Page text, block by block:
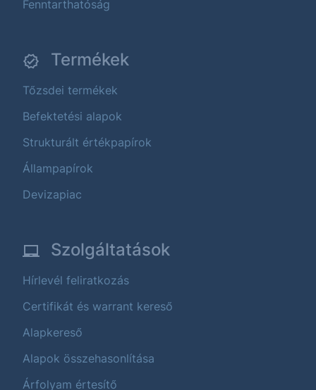
Fenntarthatóság
Termékek
Tőzsdei termékek
Befektetési alapok
Strukturált értékpapírok
Állampapírok
Devizapiac
Szolgáltatások
Hírlevél feliratkozás
Certifikát és warrant kereső
Alapkereső
Alapok összehasonlítása
Árfolyam értesítő